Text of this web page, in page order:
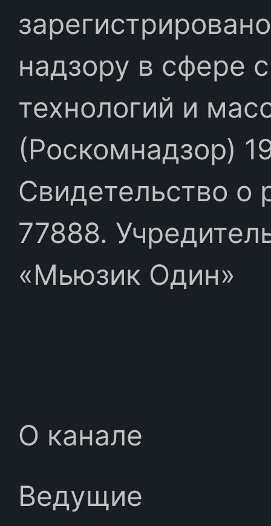
надзору в сфере
технологий и
(Роскомнадзор)
Свидетельство
77888.
«Мьюзик Один»
О канале
Ведущие